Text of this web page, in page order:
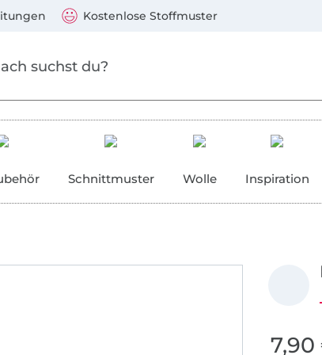
Kostenlose Stoffmuster
Schnittmuster Wolle Inspiration
Mastercard, PayPal, Giropay, Kauf auf